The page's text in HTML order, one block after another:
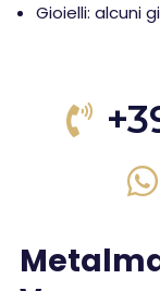
Gioielli: alcuni